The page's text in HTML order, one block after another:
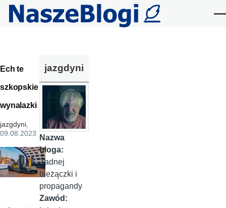
Przejdź do treści
Ech te
szkopskie
wynalazki
jazgdyni,
09.08.2023
jazgdyni
Nazwa
bloga:
Żadnej
bieżączki i
propagandy
Zawód: